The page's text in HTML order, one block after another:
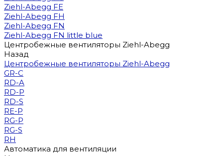
Ziehl-Abegg FE
Ziehl-Abegg FH
Ziehl-Abegg FN
Ziehl-Abegg FN little blue
Центробежные вентиляторы Ziehl-Abegg
Назад
Центробежные вентиляторы Ziehl-Abegg
GR-C
RD-A
RD-P
RD-S
RE-P
RG-P
RG-S
RH
Автоматика для вентиляции